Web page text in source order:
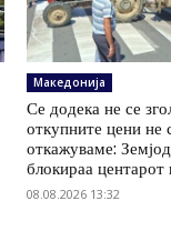
Македонија
Се додека не се
откупните цени не
откажуваме:
блокираа
08.08.2026 13:32